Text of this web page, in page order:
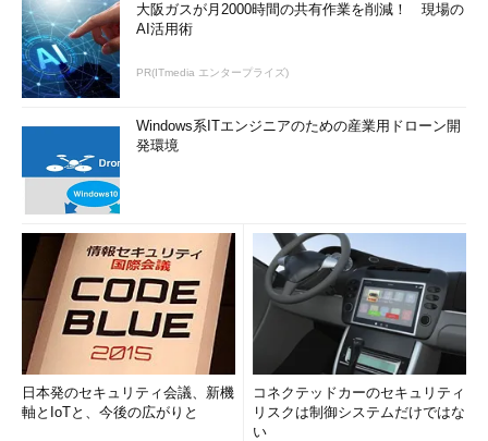
大阪ガスが月2000時間の共有作業を削減！ 現場の
AI活用術
PR(ITmedia エンタープライズ)
Windows系ITエンジニアのための産業用ドローン開
発環境
日本発のセキュリティ会議、新機
軸とIoTと、今後の広がりと
コネクテッドカーのセキュリティ
リスクは制御システムだけではな
い